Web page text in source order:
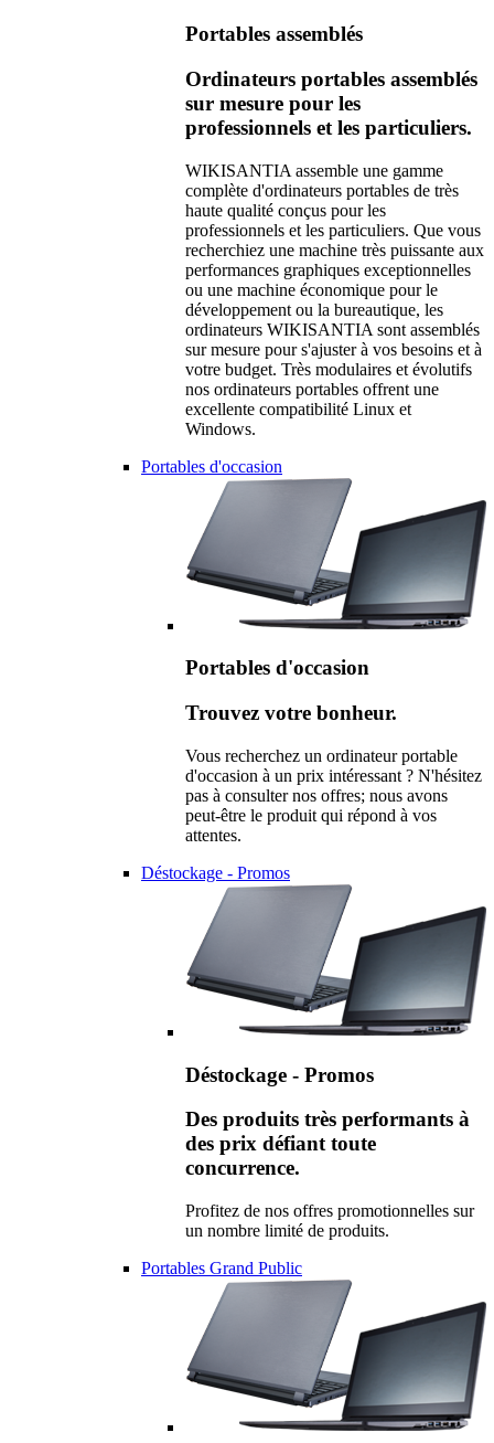
Portables assemblés
Ordinateurs portables assemblés
sur mesure pour les
professionnels et les particuliers.
WIKISANTIA assemble une gamme
complète d'ordinateurs portables de très
haute qualité conçus pour les
professionnels et les particuliers. Que vous
recherchiez une machine très puissante aux
performances graphiques exceptionnelles
ou une machine économique pour le
développement ou la bureautique, les
ordinateurs WIKISANTIA sont assemblés
sur mesure pour s'ajuster à vos besoins et à
votre budget. Très modulaires et évolutifs
nos ordinateurs portables offrent une
excellente compatibilité Linux et
Windows.
Portables d'occasion
Portables d'occasion
Trouvez votre bonheur.
Vous recherchez un ordinateur portable
d'occasion à un prix intéressant ? N'hésitez
pas à consulter nos offres; nous avons
peut-être le produit qui répond à vos
attentes.
Déstockage - Promos
Déstockage - Promos
Des produits très performants à
des prix défiant toute
concurrence.
Profitez de nos offres promotionnelles sur
un nombre limité de produits.
Portables Grand Public